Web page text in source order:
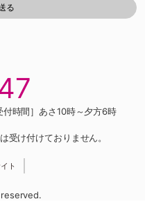
時間］あさ10時～夕方6時
受け付けておりません。
ト